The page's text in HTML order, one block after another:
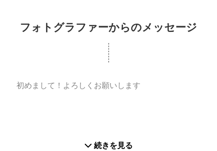
何か気になる点がございましたら気軽にご相談くだ
フォトグラファーからのメッセージ
初めまして！よろしくお願いします
続きを見る